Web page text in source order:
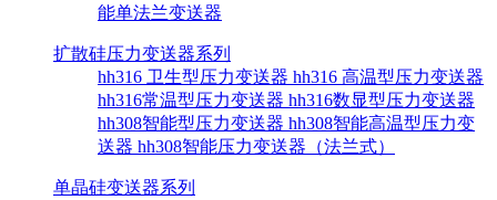
能单法兰变送器
扩散硅压力变送器系列
hh316 卫生型压力变送器 hh316 高温型压力变送器
hh316常温型压力变送器 hh316数显型压力变送器
hh308智能型压力变送器 hh308智能高温型压力变
送器 hh308智能压力变送器（法兰式）
单晶硅变送器系列